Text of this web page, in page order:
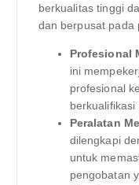
berkualitas tinggi
dan berpusat pada
Profesional
ini
profesional
berkualifikasi
Peralatan
dilengkapi
untuk
pengobatan